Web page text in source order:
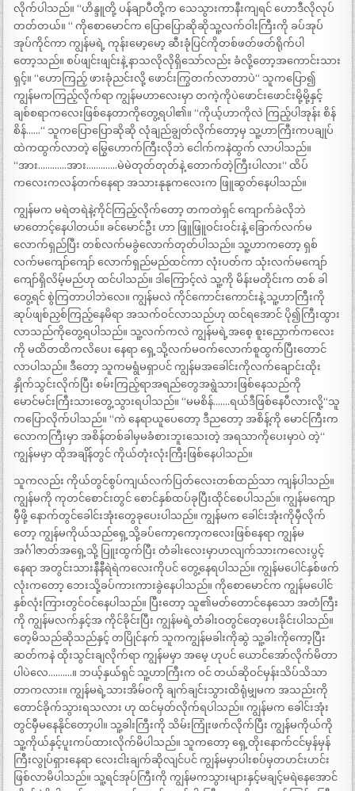
လိုက်ပါသည်။ “ဟိန္ဒူတို့ ပန်ချာပီတို့က သေသွားကာနီးကျရင် ဟောဒီလိုလုပ်
တတ်တယ်။ “ ကိုစောမောင်က ပြောပြောဆိုဆိုသူ့လက်ဝါးကြီးကို ခပ်အုပ်
အုပ်ကိုင်ကာ ကျွန်မရဲ့ ကုန်းမော့မော့ ဆီးခုံပြင်ကိုတစ်ဖတ်ဖတ်ရိုက်ပါ
တော့သည်။ စပ်ဖျင်းဖျင်းနဲ့ နာသလိုလိုရှိသော်လည်း ခံလို့တော့အကောင်းသား
ရှင့်။ “ဟောကြည့် ဖားခုံညင်းလို့ ဖောင်းကြွတက်လာတာပဲ“ သူကပြော၍
ကျွန်မကကြည့်လိုက်ရာ ကျွန်မဟာလေးမှာ တကဲ့ကိုပဲဖောင်းဖောင်းမို့မို့နှင့်
ချစ်စရာကလေးဖြစ်နေတာကိုတွေ့ရပါ၏။ “ကိုယ့်ဟာကိုလဲ ကြည့်ပါအုန်း စိန်
စိန်……“ သူကပြောပြောဆိုဆို လုံချည်ချွတ်လိုက်တော့မှ သူ့ဟာကြီးကပချုပ်
ထဲကထွက်လာတဲ့ မြွေဟောက်ကြီးလိုဘဲ ငေါက်ကနဲထွက် လာပါသည်။
“အား…………အား………….မဲမဲတုတ်တုတ်နဲ့ တောက်တဲ့ကြီးပါလား“ ထိပ်
ကလေးကလန်တက်နေရာ အသားနုနုကလေးက ဖြူဆွတ်နေပါသည်။
ကျွန်မက မရဲတရဲနဲ့ကိုင်ကြည့်လိုက်တော့ တကတဲရှင် ကျောက်ခဲလိုဘဲ
မာတောင့်နေပါတယ်။ ခင်မောင်ဦး ဟာ ဖြူဖြူဝင်းဝင်းနဲ့ ခြောက်လက်မ
လောက်ရှည်ပြီး တစ်လက်မခွဲလောက်တုတ်ပါသည်။ သူ့ဟာကတော့ ရှစ်
လက်မကျော်ကျော် လောက်ရှည်မည်ထင်ကာ လုံးပတ်က သုံးလက်မကျော်
ကျော်ရှိလိမ့်မည်ဟု ထင်ပါသည်။ ဒါကြောင့်လဲ သူ့ကို မိန်းမတိုင်းက တစ် ခါ
တွေ့ရင် စွဲကြတာပါဘဲလေ။ ကျွန်မလဲ ကိုင်ကောင်းကောင်းနဲ့ သူ့ဟာကြီးကို
ဆုပ်ဖျစ်ညှစ်ကြည့်နေမိရာ အသက်ဝင်လာသည်ဟု ထင်ရအောင် ပို၍ကြီးထွား
လာသည်ကိုတွေ့ရပါသည်။ သူ့လက်ကလဲ ကျွန်မရဲ့အစေ့ စူးညှောက်ကလေး
ကို မထိတထိကလိပေး နေရာ ရှေ့သို့လက်မဝက်လောက်စူထွက်ပြီးတောင်
လာပါသည်။ ဒီတော့ သူကမရွံမရှာပင် ကျွန်မအခေါင်းကိုလက်ချောင်းထိုး
နှိုက်သွင်းလိုက်ပြီး စမ်းကြည့်ရာအရည်တွေအရွဲသားဖြစ်နေသည်ကို
မောင်မင်းကြီးသားတွေ့သွားရပါသည်။ “မမစိန်…….ရယ်ဒီဖြစ်နေပီလားလို့“သူ
ကပြောလိုက်ပါသည်။ “ကဲ နေရာယူပေတော့ ဒီညတော့ အစိန့်ကို မောင်ကြီးက
လောကကြီးမှာ အစိန်တစ်ခါမှမခံစားဘူးသေးတဲ့ အရသာကိုပေးမှာပဲ တဲ့“
ကျွန်မမှာ ထိုအချိန်တွင် ကိုယ်တုံးလုံးကြီးဖြစ်နေပါသည်။
သူကလည်း ကိုယ်တွင်စွပ်ကျယ်လက်ပြတ်လေးတစ်ထည်သာ ကျန်ပါသည်။
ကျွန်မကို ကုတင်စောင်းတွင် စောင်နှစ်ထပ်ခုပြီးထိုင်စေပါသည်။ ကျွန်မကျော
မှီဖို့ နောက်တွင်ခေါင်းအုံးတွေခုပေးပါသည်။ ကျွန်မက ခေါင်းအုံးကိုမှီလိုက်
တော့ ကျွန်မကိုယ်သည်ရှေ့သို့ခပ်ကော့ကော့ကလေးဖြစ်နေရာ ကျွန်မ
အင်္ဂါဇာတ်အရှေ့သို့ ပြူးထွက်ပြီး တံခါးလေးမှာဟလျက်သားကလေးပွင့်
နေရာ အတွင်းသားနီနီရဲရဲကလေးကိုပင် တွေ့နေရပါသည်။ ကျွန်မပေါင်နှစ်ဖက်
လုံးကတော့ ဘေးသို့ခပ်ကားကားခွဲနေပါသည်။ ကိုစောမောင်က ကျွန်မပေါင်
နှစ်လုံးကြားတွင်ဝင်နေပါသည်။ ပြီးတော့ သူ၏မတ်တောင်နေသော အတံကြီး
ကို ကျွန်မလက်နှင့်အ ကိုင်ခိုင်းပြီး ကျွန်မရဲ့တံခါးဝတွင်တေ့ပေးခိုင်းပါသည်။
တေ့မိသည်ဆိုသည်နှင့် တပြိုင်နက် သူကကျွန်မခါးကိုဆွဲ သူ့ခါးကိုကော့ပြီး
ဆတ်ကနဲ ထိုးသွင်းချလိုက်ရာ ကျွန်မမှာ အမေ့ ဟုပင် ယောင်အော်လိုက်မိတာ
ပါပဲလေ……….။ ဘယ့်နှယ်ရှင် သူ့ဟာကြီးက ဝင် တယ်ဆိုဝင်မှန်းသိပ်သိသာ
တာကလား။ ကျွန်မရဲ့သားအိမ်ဝကို ချက်ချင်းသွားထိရုံမျှမက အသည်းကို
တောင်ခိုက်သွားရသလား ဟု ထင်မှတ်လိုက်ရပါသည်။ ကျွန်မက ခေါင်းအုံး
တွင်မှီမနေနိုင်တော့ပါ။ သူ့ခါးကြီးကို သိမ်းကြုံးဖက်လိုက်ပြီး ကျွန်မကိုယ်ကို
သူ့ကိုယ်နှင့်ပူးကပ်ထားလိုက်မိပါသည်။ သူကတော့ ရှေ့တိုးနောက်ငင်မှန်မှန်
ကြီးလွုပ်ရှားနေရာ လေးငါးချက်ဆိုလျင်ပင် ကျွန်မမှာပါးစပ်မှတဟင်းဟင်း
ဖြစ်လာမိပါသည်။ သူ့ရင်အုပ်ကြီးကို ကျွန်မကသွားများနှင့်မချင့်မရဲနေအောင်